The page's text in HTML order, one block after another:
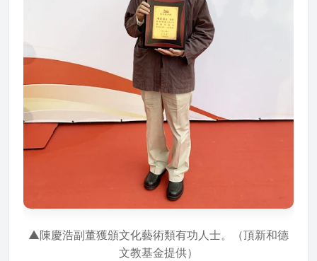
▲陳慶浩副董獲頒文化藝術類有功人士。（頂新和德
文教基金提供）